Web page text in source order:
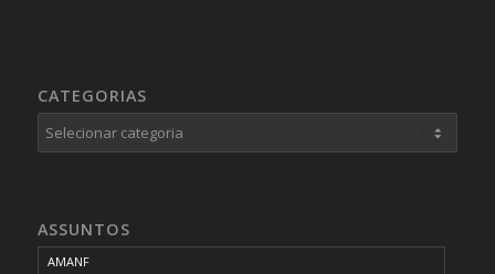
CATEGORIAS
Categorias
ASSUNTOS
AMANF